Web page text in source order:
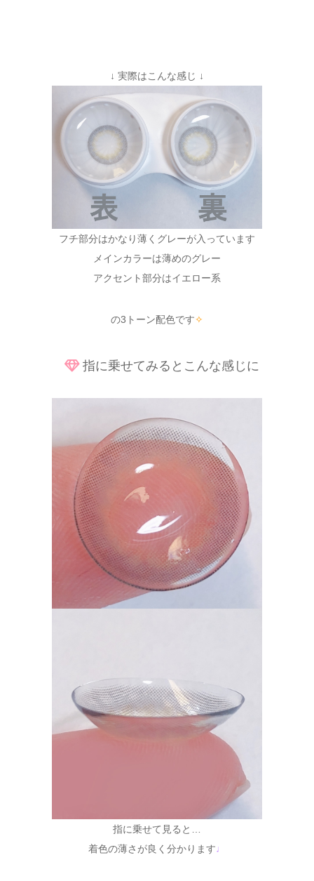
↓ 実際はこんな感じ ↓
フチ部分はかなり薄くグレーが入っています
メインカラーは薄めのグレー
アクセント部分はイエロー系
の3トーン配色です✧
指に乗せてみるとこんな感じに
指に乗せて見ると…
着色の薄さが良く分かります♩